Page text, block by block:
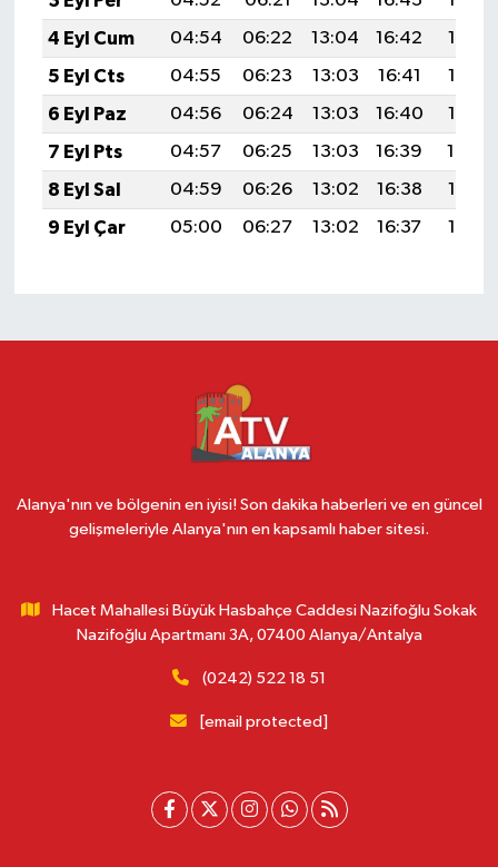
4 Eyl Cum
04:54 06:22 13:04 16:42
19:35
5 Eyl Cts
04:55 06:23 13:03 16:41
19:33
6 Eyl Paz
04:56 06:24 13:03 16:40
19:32
7 Eyl Pts
04:57 06:25 13:03 16:39
19:30
8 Eyl Sal
04:59 06:26 13:02 16:38
19:28
9 Eyl Çar
05:00 06:27 13:02 16:37 19:27
Alanya'nın ve bölgenin en iyisi! Son dakika haberleri ve en güncel
gelişmeleriyle Alanya'nın en kapsamlı haber sitesi.
Hacet Mahallesi Büyük Hasbahçe Caddesi Nazifoğlu Sokak
Nazifoğlu Apartmanı 3A, 07400 Alanya/Antalya
(0242) 522 18 51
[email protected]